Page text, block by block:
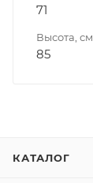
71
Высота, см
85
КАТАЛОГ